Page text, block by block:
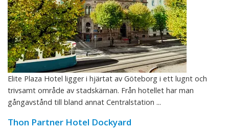
Elite Plaza Hotel ligger i hjärtat av Göteborg i ett lugnt och
trivsamt område av stadskärnan. Från hotellet har man
gångavstånd till bland annat Centralstation ...
Thon Partner Hotel Dockyard